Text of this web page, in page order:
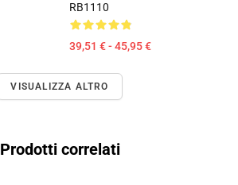
RB1110
39,51 € - 45,95 €
VISUALIZZA ALTRO
Prodotti correlati